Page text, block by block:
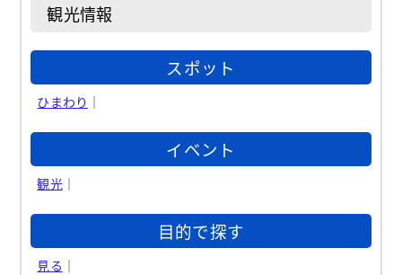
観光情報
スポット
ひまわり ｜
イベント
観光｜
目的で探す
見る ｜